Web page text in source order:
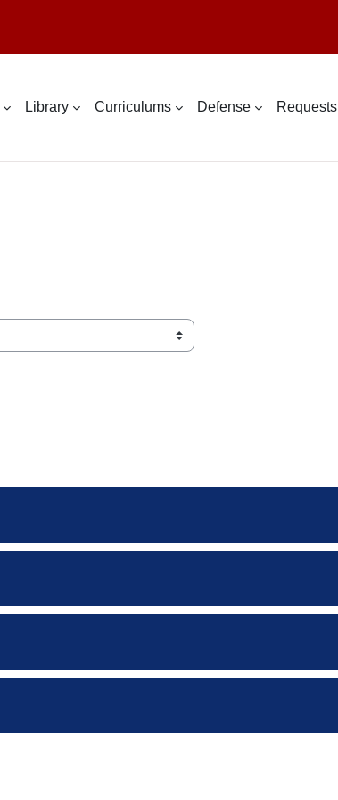
Library Curriculums Defense Requests